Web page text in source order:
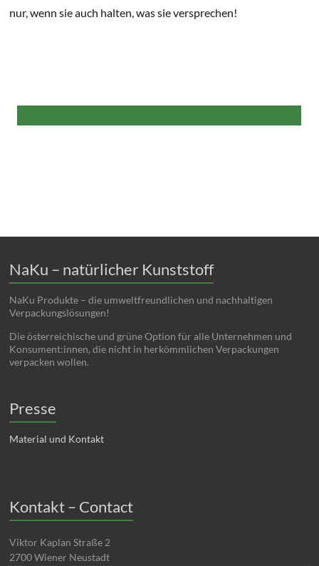
nur, wenn sie auch halten, was sie versprechen!
NaKu – natürlicher Kunststoff
NaKu Produkte – die umweltfreundlichen und nachhaltigen
Verpackungslösungen!
Die österreichische und grüne Option für alle Unternehmen und
Konsument:innen, die nicht in herkömmlichen Verpackungen
verpacken wollen.
Presse
Material und Kontakt
Kontakt – Contact
Viktor Kaplan Straße 2
2700 Wiener Neustadt